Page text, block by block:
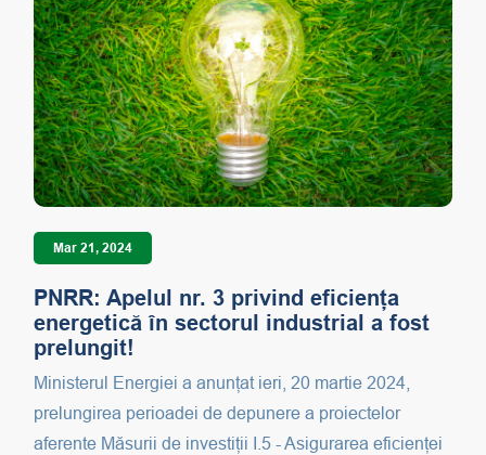
Mar 21, 2024
PNRR: Apelul nr. 3 privind eficiența
energetică în sectorul industrial a fost
prelungit!
Ministerul Energiei a anunțat ieri, 20 martie 2024,
prelungirea perioadei de depunere a proiectelor
aferente Măsurii de investiții I.5 - Asigurarea eficienței